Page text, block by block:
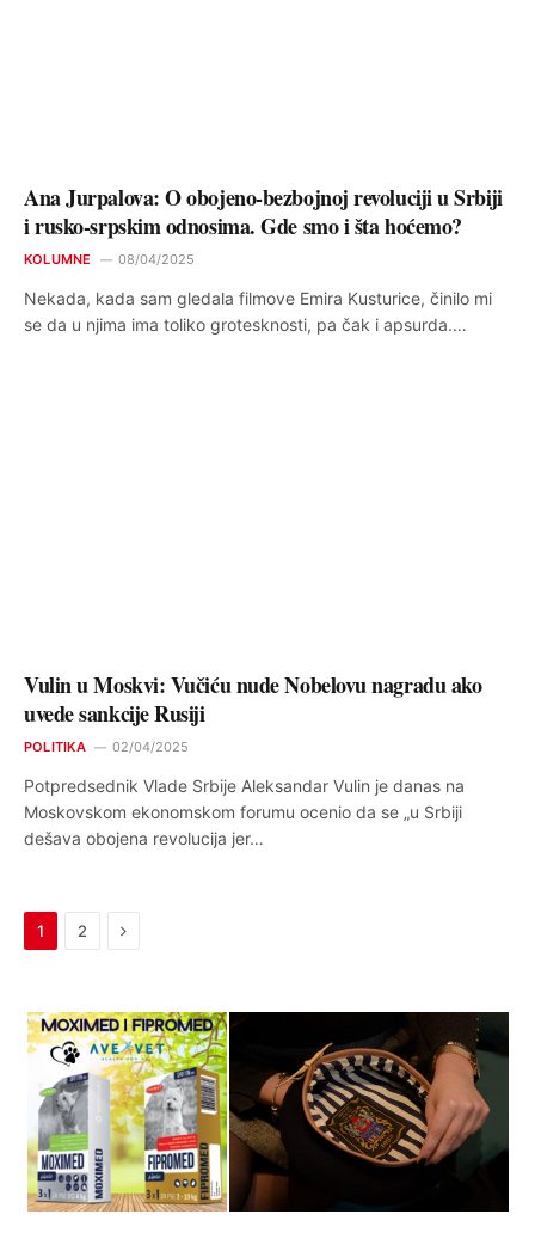
Ana Jurpalova: O obojeno-bezbojnoj revoluciji u Srbiji
i rusko-srpskim odnosima. Gde smo i šta hoćemo?
KOLUMNE 08/04/2025
Nekada, kada sam gledala filmove Emira Kusturice, činilo mi
se da u njima ima toliko grotesknosti, pa čak i apsurda.…
Vulin u Moskvi: Vučiću nude Nobelovu nagradu ako
uvede sankcije Rusiji
POLITIKA 02/04/2025
Potpredsednik Vlade Srbije Aleksandar Vulin je danas na
Moskovskom ekonomskom forumu ocenio da se „u Srbiji
dešava obojena revolucija jer…
1 2 Next